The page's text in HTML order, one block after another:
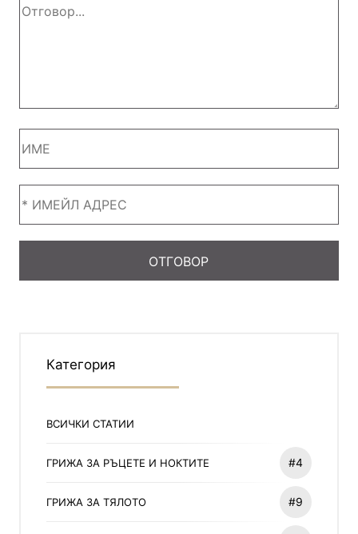
Категория
ВСИЧКИ СТАТИИ
ГРИЖА ЗА РЪЦЕТЕ И НОКТИТЕ #4
ГРИЖА ЗА ТЯЛОТО #9